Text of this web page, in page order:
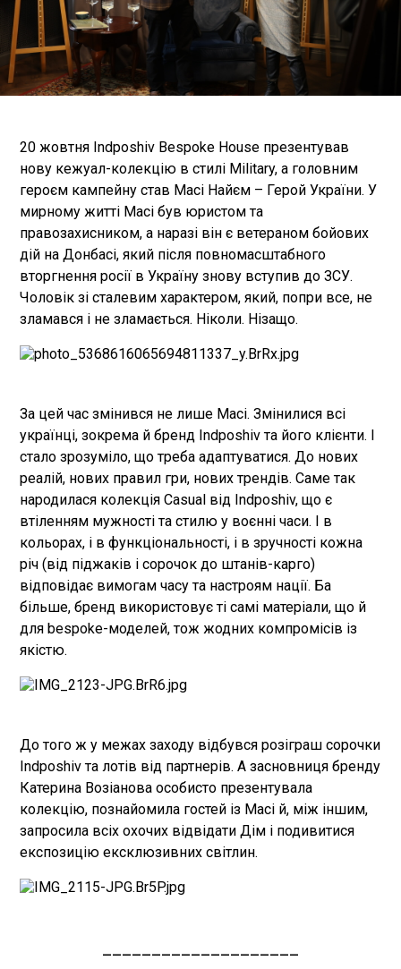
20 жовтня Indposhiv Bespoke House презентував
нову кежуал-колекцію в стилі Military, а головним
героєм кампейну став Масі Найєм – Герой України. У
мирному житті Масі був юристом та
правозахисником, а наразі він є ветераном бойових
дій на Донбасі, який після повномасштабного
вторгнення росії в Україну знову вступив до ЗСУ.
Чоловік зі сталевим характером, який, попри все, не
зламався і не зламається. Ніколи. Нізащо.
За цей час змінився не лише Масі. Змінилися всі
українці, зокрема й бренд Indposhiv та його клієнти. І
стало зрозуміло, що треба адаптуватися. До нових
реалій, нових правил гри, нових трендів. Саме так
народилася колекція Casual від Indposhiv, що є
втіленням мужності та стилю у воєнні часи. І в
кольорах, і в функціональності, і в зручності кожна
річ (від піджаків і сорочок до штанів-карго)
відповідає вимогам часу та настроям нації. Ба
більше, бренд використовує ті самі матеріали, що й
для bespoke-моделей, тож жодних компромісів із
якістю.
До того ж у межах заходу відбувся розіграш сорочки
Indposhiv та лотів від партнерів. А засновниця бренду
Катерина Возіанова особисто презентувала
колекцію, познайомила гостей із Масі й, між іншим,
запросила всіх охочих відвідати Дім і подивитися
експозицію ексклюзивних світлин.